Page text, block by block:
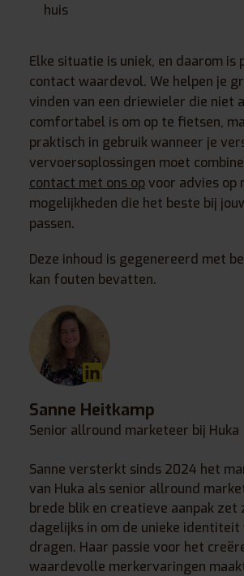
huis
Elke situatie is uniek, en daarom is
contact waardevol. We helpen je
vinden van een driewieler die niet
comfortabel is om op te fietsen,
praktisch in gebruik wanneer je
vervoersoplossingen moet
contact met ons opvoor advies op
mogelijkheden die het beste bij
passen.
Deze inhoud is gegenereerd met
kan fouten bevatten.
Sanne Heitkamp
Senior allround marketeer bij Huka
Sanne versterkt sinds 2024 het
van Huka als senior allround
brede blik en creatieve aanpak zet
dagelijks in om de unieke identiteit
dragen. Haar passie voor het
waardevolle merkervaringen